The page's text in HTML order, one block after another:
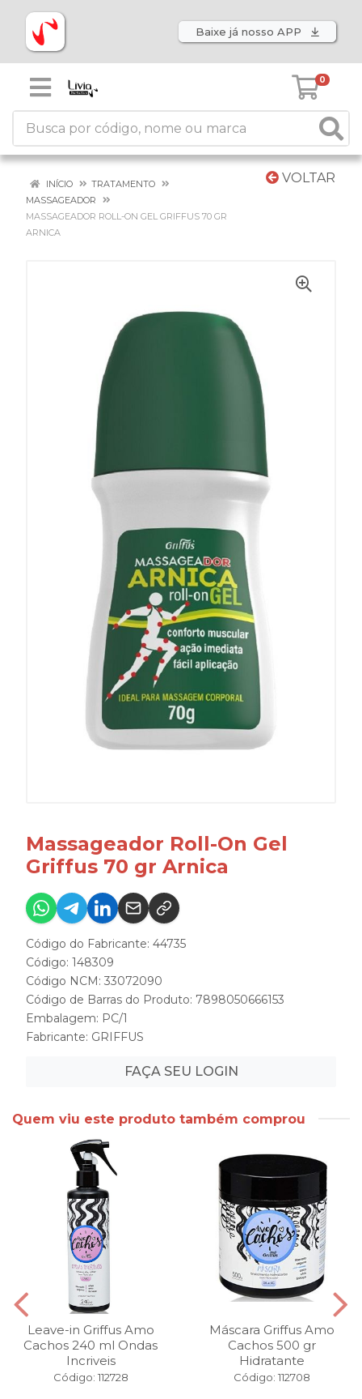
Baixe já nosso APP
0
VOLTAR
INÍCIO
TRATAMENTO
MASSAGEADOR
MASSAGEADOR ROLL-ON GEL GRIFFUS 70 GR
ARNICA
Massageador Roll-On Gel
Griffus 70 gr Arnica
Código do Fabricante: 44735
Código: 148309
Código NCM: 33072090
Código de Barras do Produto: 7898050666153
Embalagem: PC/1
Fabricante: GRIFFUS
FAÇA SEU LOGIN
Quem viu este produto também comprou
Leave-in Griffus Amo
Cachos 240 ml Ondas
Incriveis
Código: 112728
Máscara Griffus Amo
Cachos 500 gr
Hidratante
Código: 112708